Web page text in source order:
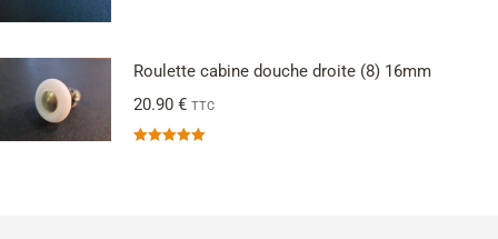
Roulette cabine douche droite (8) 16mm
20.90 € TTC